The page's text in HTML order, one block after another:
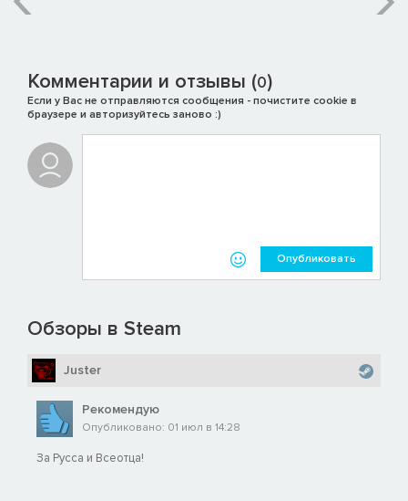
- Метка вульфена, л. наголенник
Комментарии и отзывы (0)
Если у Вас не отправляются сообщения - почистите cookie в
браузере и авторизуйтесь заново :)
Опубликовать
Обзоры в Steam
Juster
Рекомендую
Опубликовано: 01 июл в 14:28
За Русса и Всеотца!